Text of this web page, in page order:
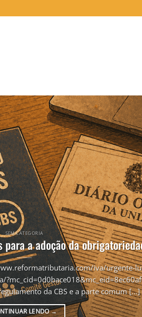
SEM CATEGORIA
para a adoção da
iva/urgente-
da CBS e a parte comum [...]
LENDO→